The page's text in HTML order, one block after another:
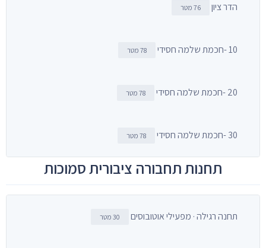
הדר ציון 76 מטר
10 -חכמת שלמה חסידי 78 מטר
20 -חכמת שלמה חסידי 78 מטר
30 -חכמת שלמה חסידי 78 מטר
תחנות תחבורה ציבורית סמוכות
תחנה רגילה · מפעילי אוטובוסים 30 מטר